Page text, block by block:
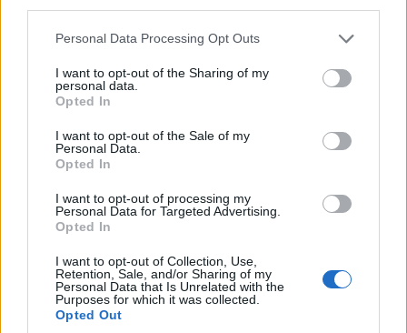
Please note that this website/app uses one or more Google
not limited to your visit or usage behaviour. You may click to
grant or deny consent to Google and its third-party tags to
use your data for below specified purposes in below Google
consent section.
Personal Data Processing Opt Outs
I want to opt-out of the Sharing of my
personal data.
Opted In
I want to opt-out of the Sale of my
Personal Data.
Opted In
I want to opt-out of processing my
Personal Data for Targeted Advertising.
Opted In
I want to opt-out of Collection, Use,
Retention, Sale, and/or Sharing of my
Personal Data that Is Unrelated with the
Purposes for which it was collected.
Opted Out
Γιώργος Παπαϊωάννου
Χειροτονία κληρικού στην
Φλωρίνης, Πρεσπών και
Εορδαίας
14 Μαΐου 2024, 9:48 πμ
σε "Κοινωνία"
Ενορία των Αγ. Κων/νου
σε "Κοινωνία"
Χειροτονία Ιερέα π.
στους Πύργους Εορδαίας
(Γράφει η Νατάσα Μάγκου)
4 Σεπτεμβρίου 2022, 9:25 μμ
σε "Εκδηλώσεις που